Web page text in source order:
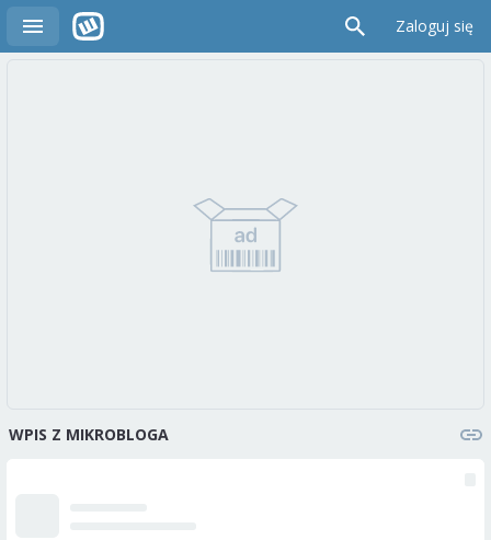
Zaloguj się
WPIS Z MIKROBLOGA